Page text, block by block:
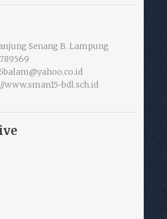
Senang B. Lampung
www.sman15-bdl.sch.id